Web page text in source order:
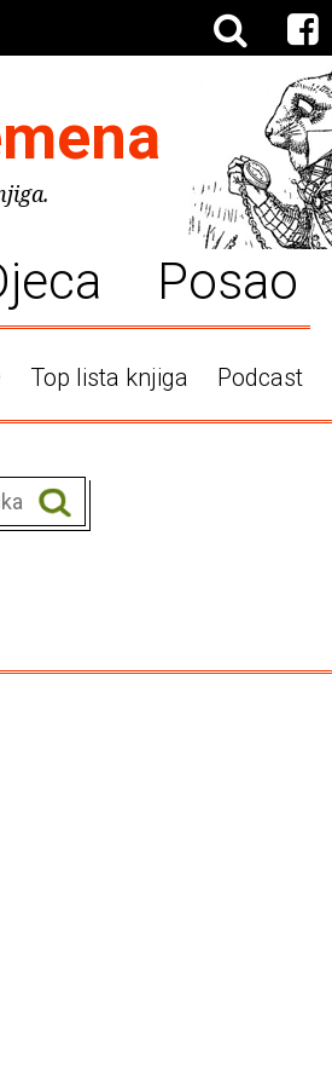
Posao
Top lista knjiga Podcast